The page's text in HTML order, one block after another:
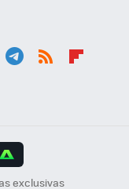
exclusivas